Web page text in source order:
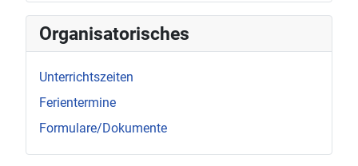
Organisatorisches
Unterrichtszeiten
Ferientermine
Formulare/Dokumente